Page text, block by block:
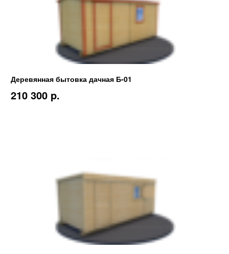
Деревянная бытовка дачная Б-01
210 300 p.